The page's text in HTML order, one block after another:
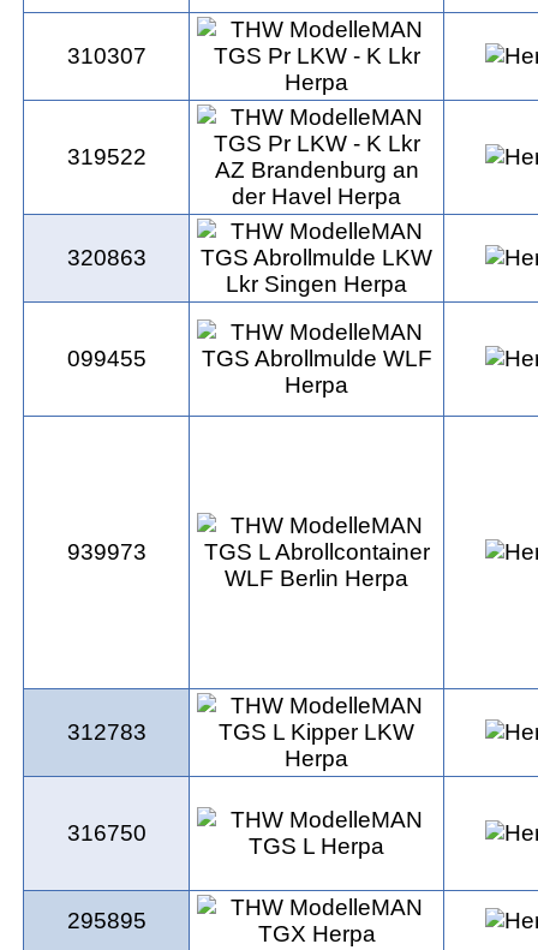
310307
319522
320863
099455
939973
312783
316750
295895